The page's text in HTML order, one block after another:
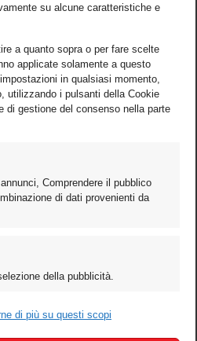
su alcune caratteristiche e
a quanto sopra o per fare scelte
applicate solamente a questo
in qualsiasi momento,
utilizzando i pulsanti della Cookie
di gestione del consenso nella parte
Comprendere il pubblico
di dati provenienti da
della pubblicità.
di più su questi scopi